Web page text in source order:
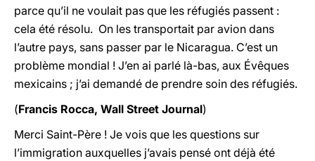
parce qu’il ne voulait pas que les réfugiés passent :
cela été résolu. On les transportait par avion dans
l’autre pays, sans passer par le Nicaragua. C’est un
problème mondial ! J’en ai parlé là-bas, aux Évêques
mexicains ; j’ai demandé de prendre soin des réfugiés.
(Francis Rocca, Wall Street Journal)
Merci Saint-Père ! Je vois que les questions sur
l’immigration auxquelles j’avais pensé ont déjà été